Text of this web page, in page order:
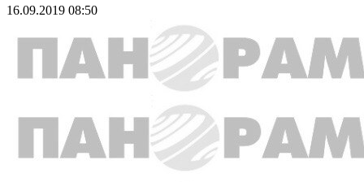
16.09.2019 08:50